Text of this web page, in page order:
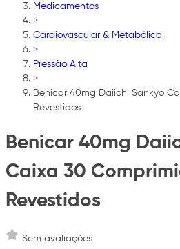
Medicamentos
>
Cardiovascular & Metabólico
>
Pressão Alta
>
Benicar 40mg Daiichi Sankyo
Revestidos
Benicar 40mg
Caixa 30
Revestidos
Sem avaliações